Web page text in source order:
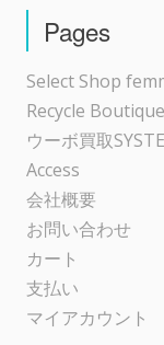
シ
ョ
ン
Pages
Select Shop
Recycle
ウーボ買取
Access
会社概要
お問い合わせ
カート
支払い
マイアカウント